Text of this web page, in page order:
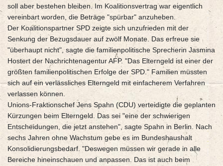
soll aber bestehen bleiben. Im Koalitionsvertrag war eigentlich
vereinbart worden, die Beträge "spürbar" anzuheben.
Der Koalitionspartner SPD zeigte sich unzufrieden mit der
Senkung der Bezugsdauer auf zwölf Monate. Das erfreue sie
"überhaupt nicht", sagte die familienpolitische Sprecherin Jasmina
Hostert der Nachrichtenagentur AFP. "Das Elterngeld ist einer der
größten familienpolitischen Erfolge der SPD." Familien müssten
sich auf ein verlässliches Elterngeld mit einfacherem Verfahren
verlassen können.
Unions-Fraktionschef Jens Spahn (CDU) verteidigte die geplanten
Kürzungen beim Elterngeld. Das sei "eine der schwierigen
Entscheidungen, die jetzt anstehen", sagte Spahn in Berlin. Nach
sechs Jahren ohne Wachstum gebe es im Bundeshaushalt
Konsolidierungsbedarf. "Deswegen müssen wir gerade in alle
Bereiche hineinschauen und anpassen. Das ist auch beim